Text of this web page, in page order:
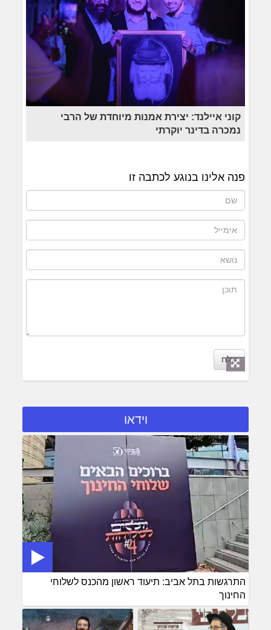
קוני איילנד: יצירת אמנות מיוחדת של הרבי
נמכרה בדינר יוקרתי
פנה אלינו בנוגע לכתבה זו
שלח
וידאו
התרגשות בתל אביב: תיעוד ראשון מהכנס לשלוחי
החינוך